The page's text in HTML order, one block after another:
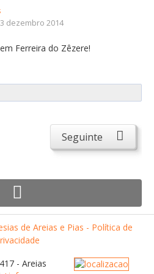
dezembro 2014
Ferreira do Zêzere!
Seguinte
de Areias e Pias - Política de
- Areias